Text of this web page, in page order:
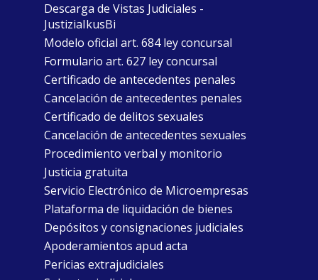
Descarga de Vistas Judiciales -
JustiziaIkusBi
Modelo oficial art. 684 ley concursal
Formulario art. 627 ley concursal
Certificado de antecedentes penales
Cancelación de antecedentes penales
Certificado de delitos sexuales
Cancelación de antecedentes sexuales
Procedimiento verbal y monitorio
Justicia gratuita
Servicio Electrónico de Microempresas
Plataforma de liquidación de bienes
Depósitos y consignaciones judiciales
Apoderamientos apud acta
Pericias extrajudiciales